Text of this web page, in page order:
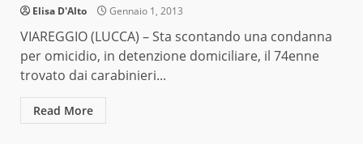
Elisa D'Alto Gennaio 1, 2013
VIAREGGIO (LUCCA) – Sta scontando una condanna
per omicidio, in detenzione domiciliare, il 74enne
trovato dai carabinieri...
Read More